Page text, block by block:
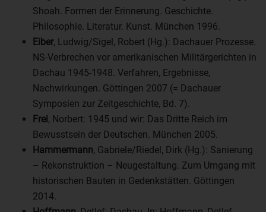
Shoah. Formen der Erinnerung. Geschichte.
Philosophie. Literatur. Kunst. München 1996.
Eiber, Ludwig/Sigel, Robert (Hg.): Dachauer Prozesse.
NS-Verbrechen vor amerikanischen Militärgerichten in
Dachau 1945-1948. Verfahren, Ergebnisse,
Nachwirkungen. Göttingen 2007 (= Dachauer
Symposien zur Zeitgeschichte, Bd. 7).
Frei , Norbert: 1945 und wir: Das Dritte Reich im
Bewusstsein der Deutschen. München 2005.
Hammermann, Gabriele/Riedel, Dirk (Hg.): Sanierung
– Rekonstruktion – Neugestaltung. Zum Umgang mit
historischen Bauten in Gedenkstätten. Göttingen
2014.